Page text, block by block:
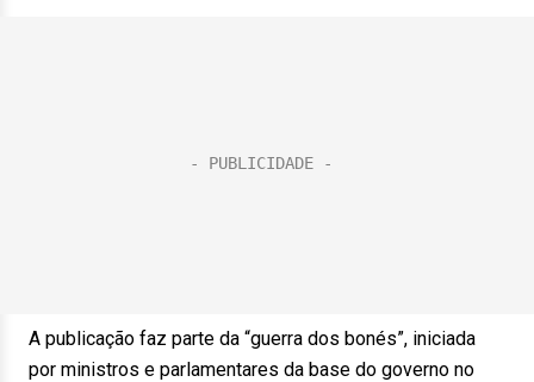
A publicação faz parte da “guerra dos bonés”, iniciada
por ministros e parlamentares da base do governo no